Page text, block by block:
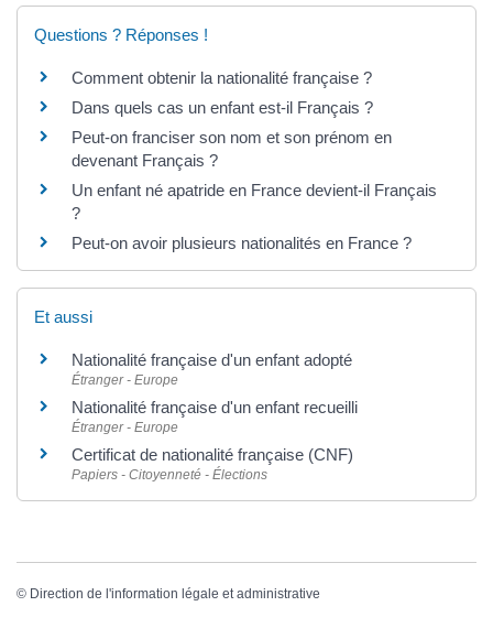
Questions ? Réponses !
Comment obtenir la nationalité française ?
Dans quels cas un enfant est-il Français ?
Peut-on franciser son nom et son prénom en
devenant Français ?
Un enfant né apatride en France devient-il Français
?
Peut-on avoir plusieurs nationalités en France ?
Et aussi
Nationalité française d'un enfant adopté
Étranger - Europe
Nationalité française d'un enfant recueilli
Étranger - Europe
Certificat de nationalité française (CNF)
Papiers - Citoyenneté - Élections
© Direction de l'information légale et administrative